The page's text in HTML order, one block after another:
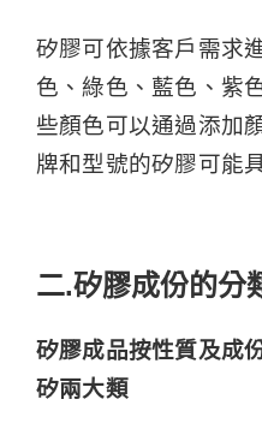
矽膠可依據客戶需求
色、綠色、藍色、紫
些顏色可以通過添加
牌和型號的矽膠可能
二.矽膠成份的分
矽膠成品按性質及成
矽兩大類